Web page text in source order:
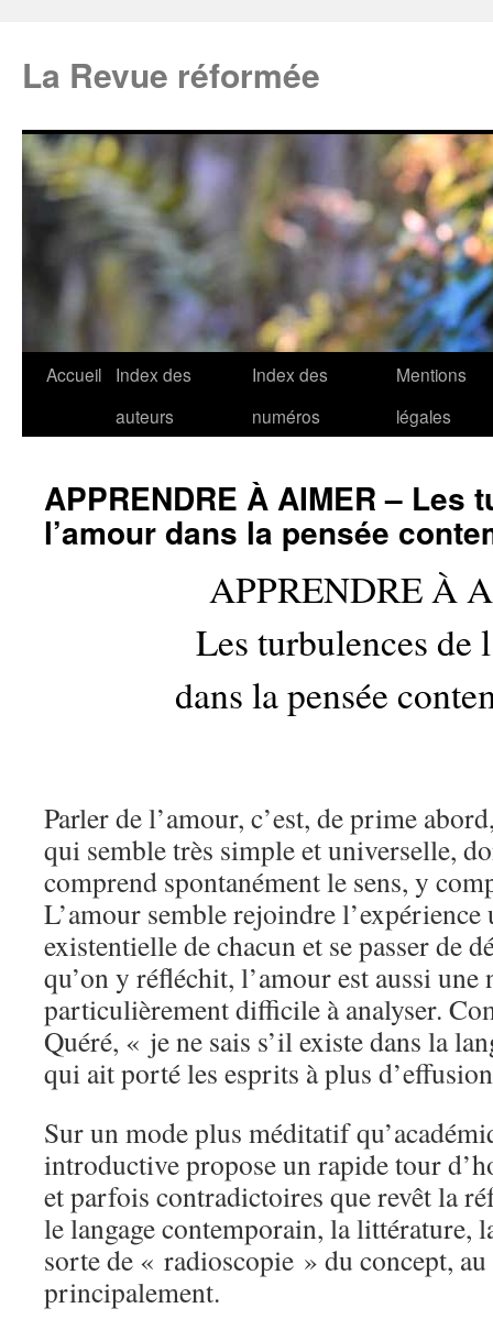
La Revue réformée
Accueil
Index des
auteurs
Index des
numéros
Mentions
légales
APPRENDRE À AIMER – Les
l’amour dans la pensée
APPRENDRE À
Les turbulences de
dans la pensée
Parler de l’amour, c’est, de prime
qui semble très simple et universelle,
comprend spontanément le sens, y
L’amour semble rejoindre l’expérience
existentielle de chacun et se passer de
qu’on y réfléchit, l’amour est aussi
particulièrement difficile à analyser.
Quéré, « je ne sais s’il existe dans la
qui ait porté les esprits à plus
Sur un mode plus méditatif
introductive propose un rapide tour
et parfois contradictoires que revêt la
le langage contemporain, la littérature,
sorte de « radioscopie » du concept,
principalement.